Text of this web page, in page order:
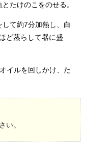
たけのこをのせる。
て約7分加熱し、白
ど蒸らして器に盛
イルを回しかけ、た
い。